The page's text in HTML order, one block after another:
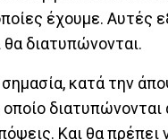
έχουμε. Αυτές
διατυπώνονται.
κατά την
διατυπώνονται
Και θα πρέπει